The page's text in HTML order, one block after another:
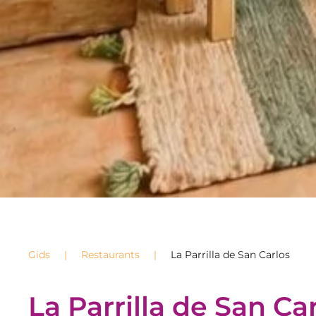
Gids Restaurants La Parrilla de San Carlos
La Parrilla de San